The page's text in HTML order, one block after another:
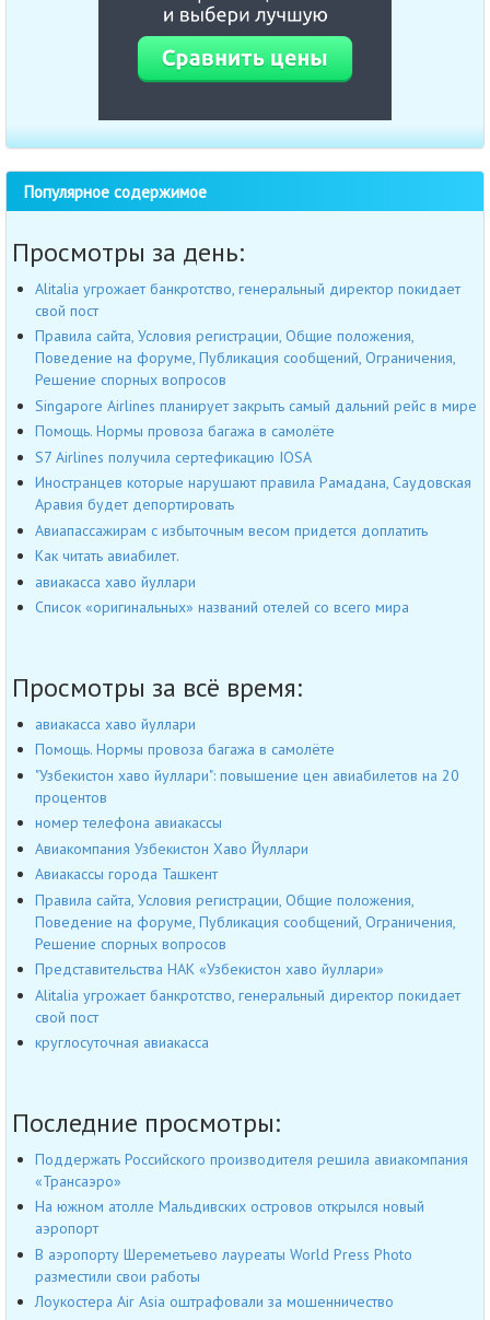
Популярное содержимое
Просмотры за день:
Alitalia угрожает банкротство, генеральный директор покидает
свой пост
Правила сайта, Условия регистрации, Общие положения,
Поведение на форуме, Публикация сообщений, Ограничения,
Решение спорных вопросов
Singapore Airlines планирует закрыть самый дальний рейс в мире
Помощь. Нормы провоза багажа в самолёте
S7 Airlines получила сертефикацию IOSA
Иностранцев которые нарушают правила Рамадана, Саудовская
Аравия будет депортировать
Авиапассажирам с избыточным весом придется доплатить
Как читать авиабилет.
авиакасса хаво йуллари
Список «оригинальных» названий отелей со всего мира
Просмотры за всё время:
авиакасса хаво йуллари
Помощь. Нормы провоза багажа в самолёте
"Узбекистон хаво йуллари": повышение цен авиабилетов на 20
процентов
номер телефона авиакассы
Авиакомпания Узбекистон Хаво Йуллари
Авиакассы города Ташкент
Правила сайта, Условия регистрации, Общие положения,
Поведение на форуме, Публикация сообщений, Ограничения,
Решение спорных вопросов
Представительства НАК «Узбекистон хаво йуллари»
Alitalia угрожает банкротство, генеральный директор покидает
свой пост
круглосуточная авиакасса
Последние просмотры:
Поддержать Российского производителя решила авиакомпания
«Трансаэро»
На южном атолле Мальдивских островов открылся новый
аэропорт
В аэропорту Шереметьево лауреаты World Press Photo
разместили свои работы
Лоукостера Air Asia оштрафовали за мошенничество